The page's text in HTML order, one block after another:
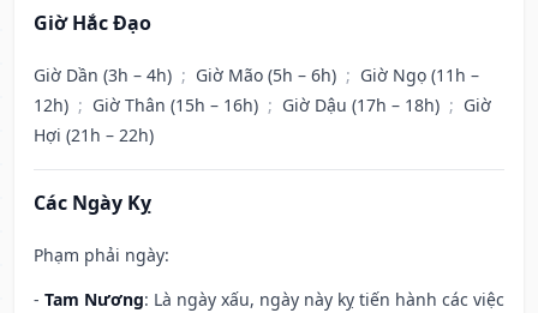
Giờ Hắc Đạo
Giờ Dần (3h – 4h) ; Giờ Mão (5h – 6h) ; Giờ Ngọ (11h –
12h) ; Giờ Thân (15h – 16h) ; Giờ Dậu (17h – 18h) ; Giờ
Hợi (21h – 22h)
Các Ngày Kỵ
Phạm phải ngày:
- Tam Nương: Là ngày xấu, ngày này kỵ tiến hành các việc